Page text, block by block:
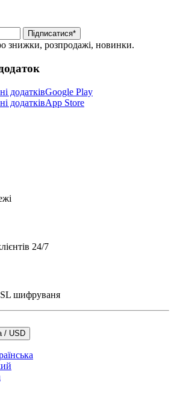
Підписатися*
знижки, розпродажі, новинки.
додатківGoogle Play
додатківApp Store
24/7
шифруваня
/ USD